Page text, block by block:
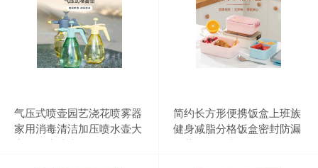
气压式喷壶园艺浇花喷雾器
家用消毒清洁加压喷水壶大
简约长方形便携饭盒上班族
健身减脂分格饭盒密封防漏